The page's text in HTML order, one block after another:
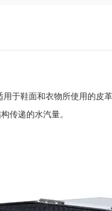
用于鞋面和衣物所使用的皮
传递的水汽量。